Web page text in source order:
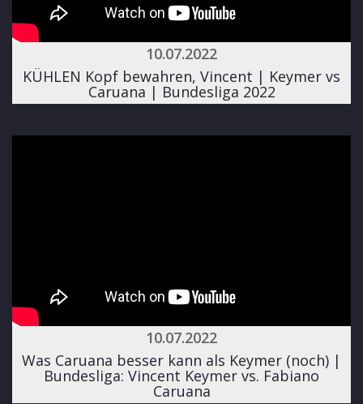
10.07.2022
KÜHLEN Kopf bewahren, Vincent | Keymer vs
Caruana | Bundesliga 2022
10.07.2022
Was Caruana besser kann als Keymer (noch) |
Bundesliga: Vincent Keymer vs. Fabiano
Caruana